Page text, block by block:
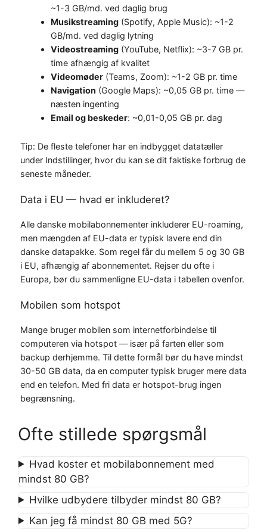
~1-3 GB/md. ved daglig brug
Musikstreaming (Spotify, Apple Music): ~1-2
GB/md. ved daglig lytning
Videostreaming (YouTube, Netflix): ~3-7 GB pr.
time afhængig af kvalitet
Videomøder (Teams, Zoom): ~1-2 GB pr. time
Navigation (Google Maps): ~0,05 GB pr. time —
næsten ingenting
Email og beskeder: ~0,01-0,05 GB pr. dag
Tip: De fleste telefoner har en indbygget datatæller
under Indstillinger, hvor du kan se dit faktiske forbrug de
seneste måneder.
Data i EU — hvad er inkluderet?
Alle danske mobilabonnementer inkluderer EU-roaming,
men mængden af EU-data er typisk lavere end din
danske datapakke. Som regel får du mellem 5 og 30 GB
i EU, afhængig af abonnementet. Rejser du ofte i
Europa, bør du sammenligne EU-data i tabellen ovenfor.
Mobilen som hotspot
Mange bruger mobilen som internetforbindelse til
computeren via hotspot — især på farten eller som
backup derhjemme. Til dette formål bør du have mindst
30-50 GB data, da en computer typisk bruger mere data
end en telefon. Med fri data er hotspot-brug ingen
begrænsning.
Ofte stillede spørgsmål
Hvad koster et mobilabonnement med
mindst 80 GB?
Hvilke udbydere tilbyder mindst 80 GB?
Kan jeg få mindst 80 GB med 5G?